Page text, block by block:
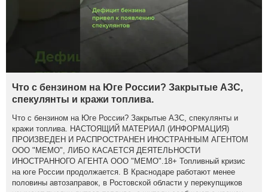
Что с бензином на Юге России? Закрытые АЗС,
спекулянты и кражи топлива.
Что с бензином на Юге России? Закрытые АЗС, спекулянты и
кражи топлива. НАСТОЯЩИЙ МАТЕРИАЛ (ИНФОРМАЦИЯ)
ПРОИЗВЕДЕН И РАСПРОСТРАНЕН ИНОСТРАННЫМ АГЕНТОМ
ООО "МЕМО", ЛИБО КАСАЕТСЯ ДЕЯТЕЛЬНОСТИ
ИНОСТРАННОГО АГЕНТА ООО "МЕМО".18+ Топливный кризис
на юге России продолжается. В Краснодаре работают менее
половины автозаправок, в Ростовской области у перекупщиков